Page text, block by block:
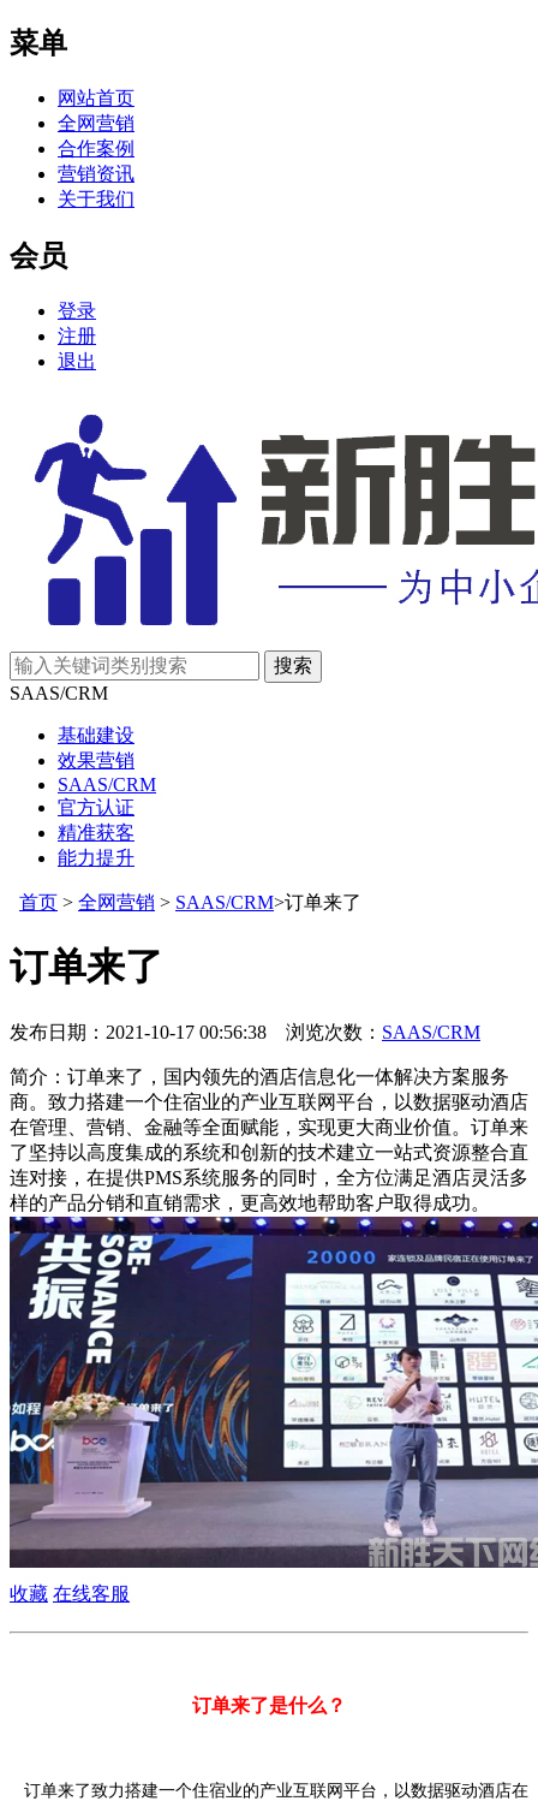
菜单
网站首页
全网营销
合作案例
营销资讯
关于我们
会员
登录
注册
退出
SAAS/CRM
基础建设
效果营销
SAAS/CRM
官方认证
精准获客
能力提升
首页 > 全网营销 > SAAS/CRM>订单来了
订单来了
发布日期：2021-10-17 00:56:38 浏览次数： SAAS/CRM
简介：订单来了，国内领先的酒店信息化一体解决方案服务
商。致力搭建一个住宿业的产业互联网平台，以数据驱动酒店
在管理、营销、金融等全面赋能，实现更大商业价值。订单来
了坚持以高度集成的系统和创新的技术建立一站式资源整合直
连对接，在提供PMS系统服务的同时，全方位满足酒店灵活多
样的产品分销和直销需求，更高效地帮助客户取得成功。
收藏 在线客服
订单来了是什么？
订单来了致力搭建一个住宿业的产业互联网平台，以数据驱动酒店在